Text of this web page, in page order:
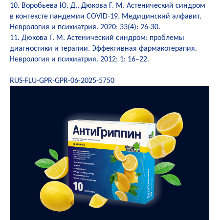
10. Воробьева Ю. Д., Дюкова Г. М. Астенический синдром
в контексте пандемии COVID‑19. Медицинский алфавит.
Неврология и психиатрия. 2020; 33(4): 26-30.
11. Дюкова Г. М. Астенический синдром: проблемы
диагностики и терапии. Эффективная фармакотерапия.
Неврология и психиатрия. 2012; 1: 16–22.
RUS-FLU-GPR-GPR-06-2025-5750